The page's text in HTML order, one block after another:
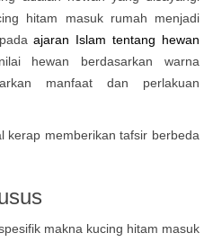
hitam masuk rumah menjadi
padaajaran Islam tentang hewan
hewan berdasarkan warna
manfaat dan perlakuan
kerap memberikan tafsir berbeda
makna kucing hitam masuk